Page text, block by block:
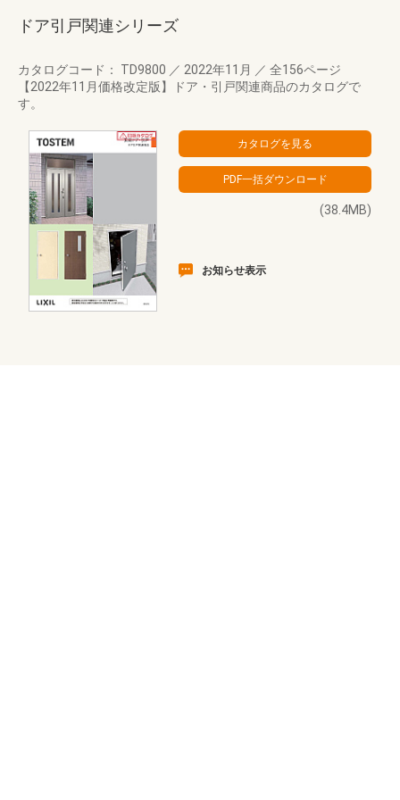
ドア引戸関連シリーズ
カタログコード： TD9800 ／ 2022年11月 ／ 全156ページ
【2022年11月価格改定版】ドア・引戸関連商品のカタログで
す。
(38.4MB)
お知らせ表示